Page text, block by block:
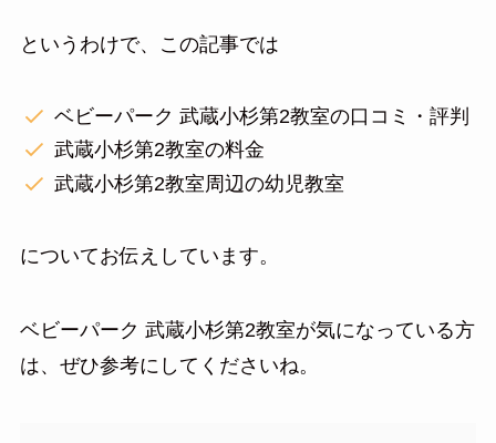
というわけで、この記事では
ベビーパーク 武蔵小杉第2教室の口コミ・評判
武蔵小杉第2教室の料金
武蔵小杉第2教室周辺の幼児教室
についてお伝えしています。
ベビーパーク 武蔵小杉第2教室が気になっている方
は、ぜひ参考にしてくださいね。